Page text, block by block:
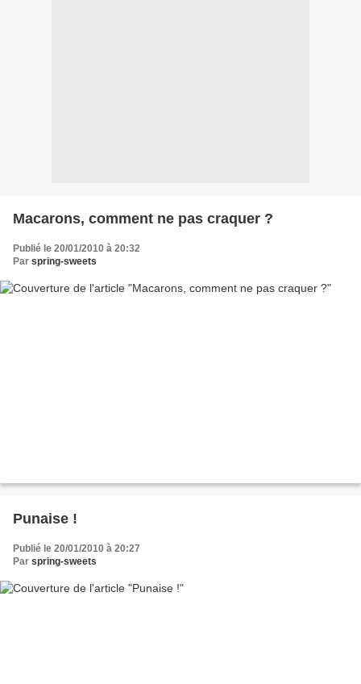
Macarons, comment ne pas craquer ?
Publié le 20/01/2010 à 20:32
Par spring-sweets
Punaise !
Publié le 20/01/2010 à 20:27
Par spring-sweets